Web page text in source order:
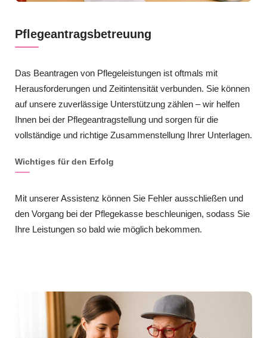
Pflegeantragsbetreuung
Das Beantragen von Pflegeleistungen ist oftmals mit
Herausforderungen und Zeitintensität verbunden. Sie können
auf unsere zuverlässige Unterstützung zählen – wir helfen
Ihnen bei der Pflegeantragstellung und sorgen für die
vollständige und richtige Zusammenstellung Ihrer Unterlagen.
Wichtiges für den Erfolg
Mit unserer Assistenz können Sie Fehler ausschließen und
den Vorgang bei der Pflegekasse beschleunigen, sodass Sie
Ihre Leistungen so bald wie möglich bekommen.